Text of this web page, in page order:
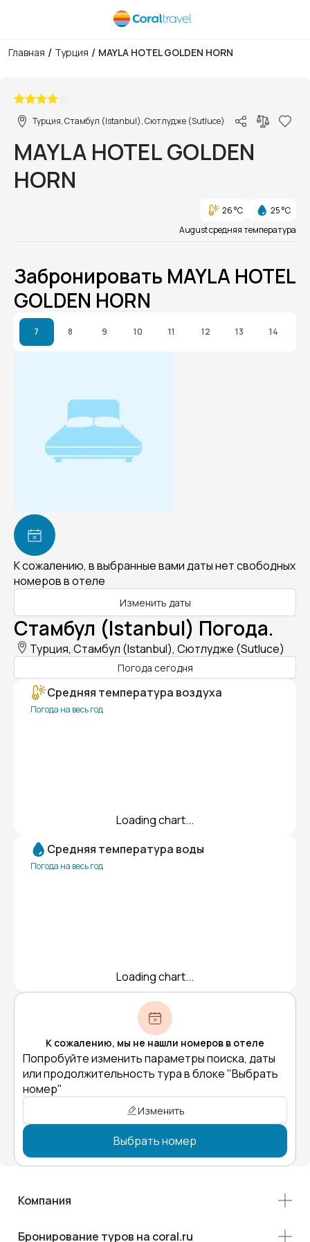
Главная / Турция / MAYLA HOTEL GOLDEN HORN
Турция, Стамбул (Istanbul), Сютлудже (Sutluce)
MAYLA HOTEL GOLDEN
HORN
26 °C
25 °C
August средняя температура
Забронировать MAYLA HOTEL
GOLDEN HORN
7 8 9 10 11 12 13 14
К сожалению, в выбранные вами даты нет свободных
номеров в отеле
Изменить даты
Стамбул (Istanbul) Погода.
Турция, Стамбул (Istanbul), Сютлудже (Sutluce)
Погода сегодня
Средняя температура воздуха
Погода на весь год
Loading chart...
Средняя температура воды
Погода на весь год
Loading chart...
К сожалению, мы не нашли номеров в отеле
Попробуйте изменить параметры поиска, даты
или продолжительность тура в блоке "Выбрать
номер"
Изменить
Выбрать номер
Компания
Бронирование туров на coral.ru